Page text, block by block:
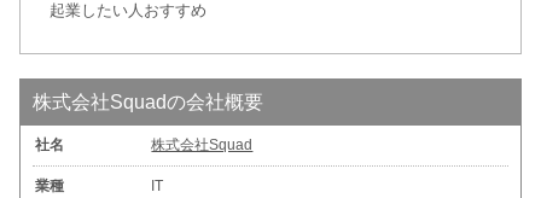
起業したい人おすすめ
株式会社Squadの会社概要
社名 株式会社Squad
業種 IT